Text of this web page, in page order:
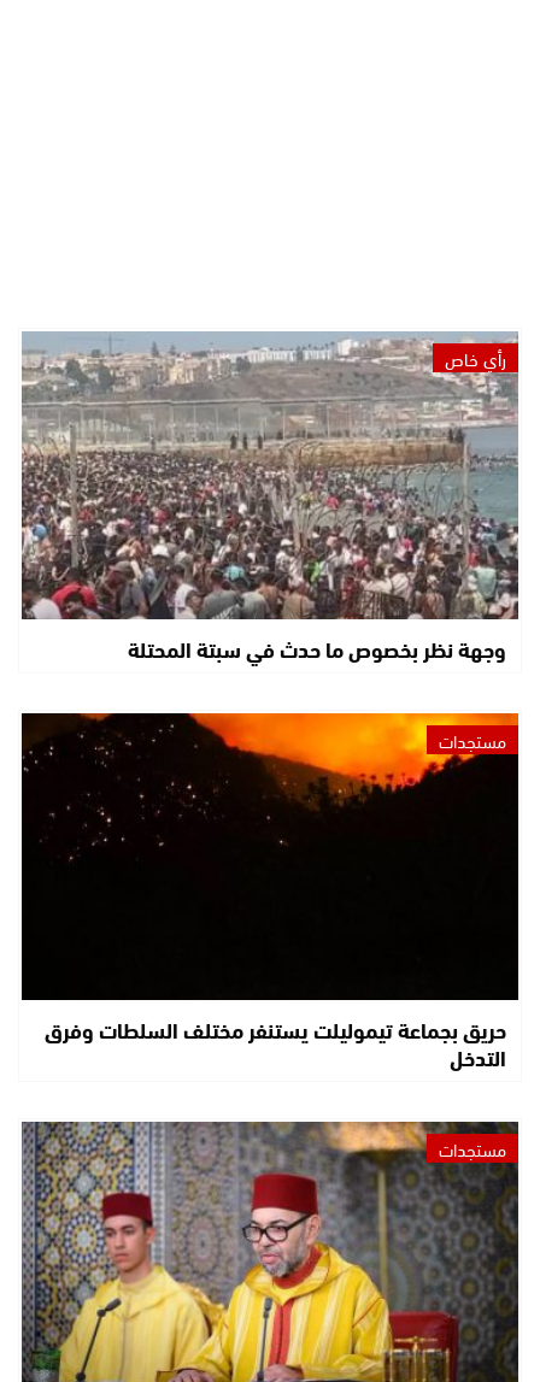
رأي خاص
وجهة نظر بخصوص ما حدث في سبتة المحتلة
مستجدات
حريق بجماعة تيموليلت يستنفر مختلف السلطات وفرق
التدخل
مستجدات